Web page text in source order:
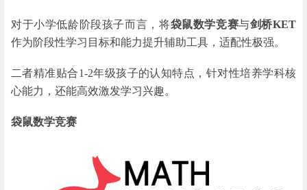
对于小学低龄阶段孩子而言，将袋鼠数学竞赛与剑桥KET
作为阶段性学习目标和能力提升辅助工具，适配性极强。
二者精准贴合1-2年级孩子的认知特点，针对性培养学科核
心能力，还能高效激发学习兴趣。
袋鼠数学竞赛